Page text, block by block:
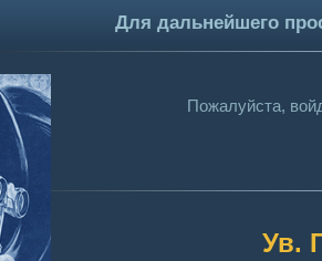
Для дальнейшего
Пожалуйста,
Ув.